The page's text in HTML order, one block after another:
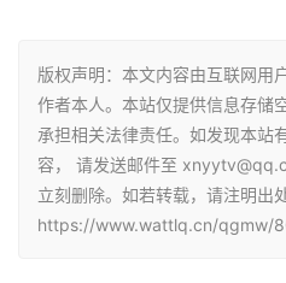
版权声明：本文内容由互联网用
作者本人。本站仅提供信息存储
承担相关法律责任。如发现本站
容， 请发送邮件至
立刻删除。如若转载，请注明出处
https://www.wattlq.cn/qgmw/